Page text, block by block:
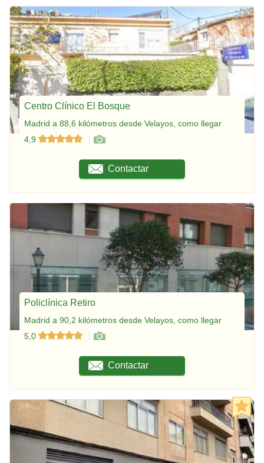
Centro Clínico El Bosque
Madrid a 88,6 kilómetros desde Velayos, como llegar
4,9
Contactar
Policlínica Retiro
Madrid a 90,2 kilómetros desde Velayos, como llegar
5,0
Contactar